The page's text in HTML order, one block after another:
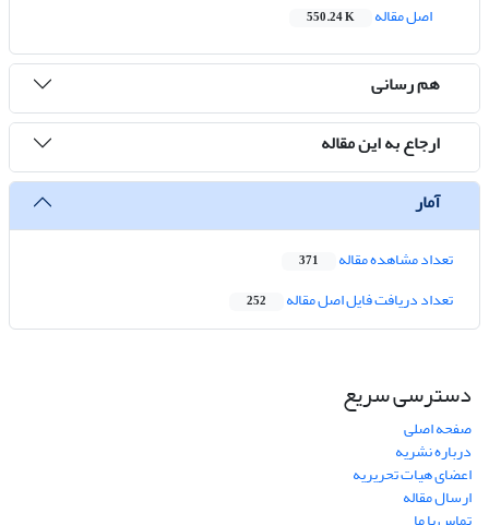
اصل مقاله
550.24 K
هم رسانی
ارجاع به این مقاله
آمار
تعداد مشاهده مقاله 371
تعداد دریافت فایل اصل مقاله 252
دسترسی سریع
صفحه اصلی
درباره نشریه
اعضای هیات تحریریه
ارسال مقاله